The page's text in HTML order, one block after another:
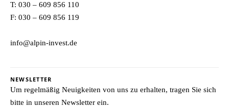
T: 030 – 609 856 110
F: 030 – 609 856 119
info@alpin-invest.de
NEWSLETTER
Um regelmäßig Neuigkeiten von uns zu erhalten, tragen Sie sich
bitte in unseren Newsletter ein.